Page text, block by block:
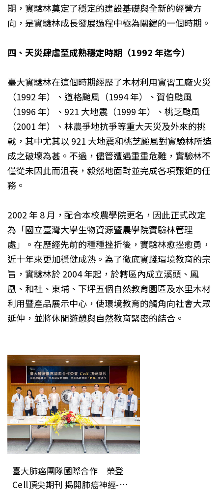
期，實驗林奠定了穩定的建設基礎與全新的經營方
向，是實驗林成長發展過程中極為關鍵的一個時期。
四、天災肆虐至成熟穩定時期（1992 年迄今）
臺大實驗林在這個時期經歷了木材利用實習工廠火災
（1992 年）、道格颱風（1994 年）、賀伯颱風
（1996 年）、921 大地震（1999 年）、桃芝颱風
（2001 年）、林農爭地抗爭等重大天災及外來的挑
戰，其中尤其以 921 大地震和桃芝颱風對實驗林所造
成之破壞為甚。不過，儘管遭遇重重危難，實驗林不
僅從未因此而沮喪，毅然地面對並完成各項艱鉅的任
務。
2002 年 8 月，配合本校農學院更名，因此正式改定
為「國立臺灣大學生物資源暨農學院實驗林管理
處」。在歷經先前的種種挫折後，實驗林愈挫愈勇，
近十年來更加穩健成熟。為了徹底實踐環境教育的宗
旨，實驗林於 2004 年起，於轄區內成立溪頭、鳳
凰、和社、東埔、下坪五個自然教育園區及水里木材
利用暨產品展示中心，使環境教育的觸角向社會大眾
延伸，並將休閒遊憩與自然教育緊密的結合。
臺大肺癌團隊國際合作 榮登
Cell頂尖期刊 揭開肺癌神經-免